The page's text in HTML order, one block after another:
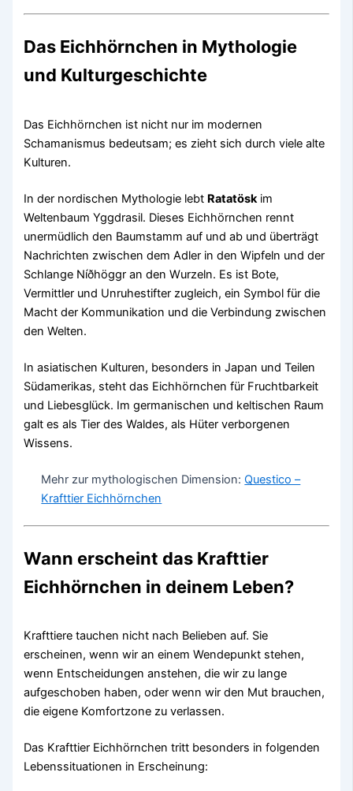
Das Eichhörnchen in Mythologie
und Kulturgeschichte
Das Eichhörnchen ist nicht nur im modernen
Schamanismus bedeutsam; es zieht sich durch viele alte
Kulturen.
In der nordischen Mythologie lebt Ratatöskim
Weltenbaum Yggdrasil. Dieses Eichhörnchen rennt
unermüdlich den Baumstamm auf und ab und überträgt
Nachrichten zwischen dem Adler in den Wipfeln und der
Schlange Níðhöggr an den Wurzeln. Es ist Bote,
Vermittler und Unruhestifter zugleich, ein Symbol für die
Macht der Kommunikation und die Verbindung zwischen
den Welten.
In asiatischen Kulturen, besonders in Japan und Teilen
Südamerikas, steht das Eichhörnchen für Fruchtbarkeit
und Liebesglück. Im germanischen und keltischen Raum
galt es als Tier des Waldes, als Hüter verborgenen
Wissens.
Mehr zur mythologischen Dimension:Questico –
Krafttier Eichhörnchen
Wann erscheint das Krafttier
Eichhörnchen in deinem Leben?
Krafttiere tauchen nicht nach Belieben auf. Sie
erscheinen, wenn wir an einem Wendepunkt stehen,
wenn Entscheidungen anstehen, die wir zu lange
aufgeschoben haben, oder wenn wir den Mut brauchen,
die eigene Komfortzone zu verlassen.
Das Krafttier Eichhörnchen tritt besonders in folgenden
Lebenssituationen in Erscheinung: